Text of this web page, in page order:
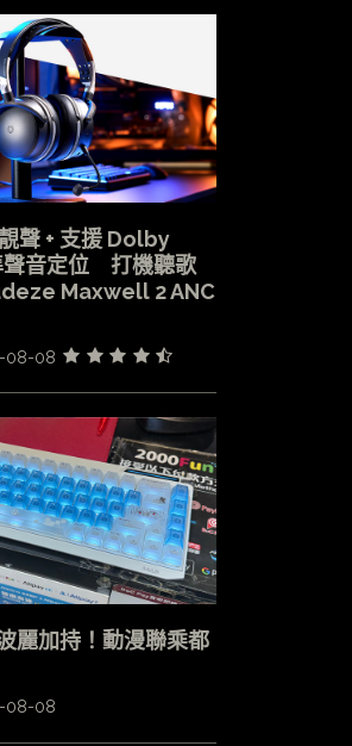
聲 + 支援 Dolby
音定位 打機聽歌
Maxwell 2 ANC
08-08
麗加持！動漫聯乘都
08-08